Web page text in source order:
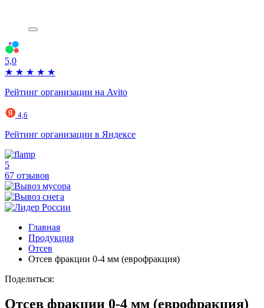
5,0
★ ★ ★ ★ ★
Рейтинг организации на Avito
4,6
Рейтинг организации в Яндексе
5
67 отзывов
Главная
Продукция
Отсев
Отсев фракции 0-4 мм (еврофракция)
Поделиться:
Отсев фракции 0-4 мм (еврофракция)